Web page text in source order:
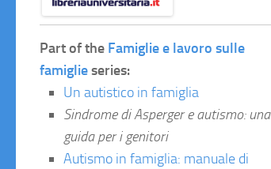
Part of the Famiglie e lavoro sulle
famiglieseries:
Un autistico in famiglia
Sindrome di Asperger e autismo: una
guida per i genitori
Autismo in famiglia: manuale di